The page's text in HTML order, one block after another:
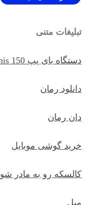
تبلیغات متنی
دستگاه بای پپ ResMed Lumis 150
دانلود رمان
دان رمان
خرید گوشی موبایل
کالسکه رو به مادر شو
مبل